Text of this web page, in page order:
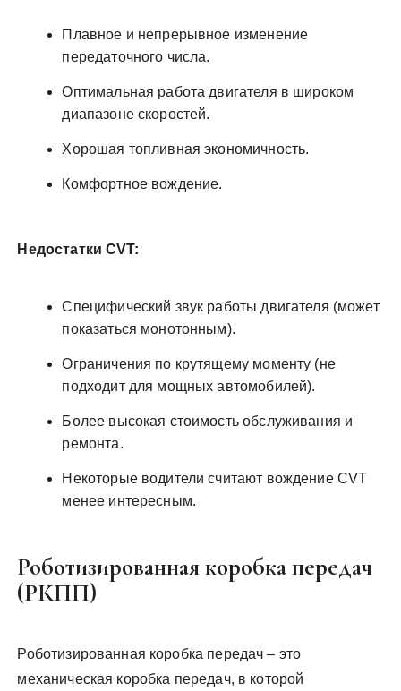
Плавное и непрерывное изменение
передаточного числа.
Оптимальная работа двигателя в широком
диапазоне скоростей.
Хорошая топливная экономичность.
Комфортное вождение.
Недостатки CVT:
Специфический звук работы двигателя (может
показаться монотонным).
Ограничения по крутящему моменту (не
подходит для мощных автомобилей).
Более высокая стоимость обслуживания и
ремонта.
Некоторые водители считают вождение CVT
менее интересным.
Роботизированная коробка передач
(РКПП)
Роботизированная коробка передач – это
механическая коробка передач, в которой